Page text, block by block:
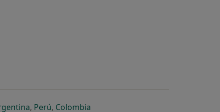
pestaña
una nueva pestaña
en una nueva pestaña
se abre en una nueva pestaña
, Perúse abre en una nueva pestaña
, Colombiase abre en una nueva pestaña